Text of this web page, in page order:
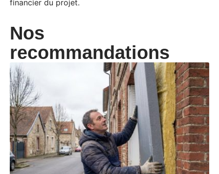
financier du projet.
Nos
recommandations